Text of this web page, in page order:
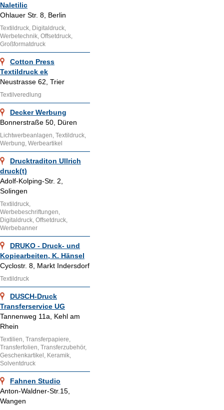
Naletilic
Ohlauer Str. 8, Berlin
Textildruck, Digitaldruck,
Werbetechnik, Offsetdruck,
Großformatdruck
Cotton Press
Textildruck ek
Neustrasse 62, Trier
Textilveredlung
Decker Werbung
Bonnerstraße 50, Düren
Lichtwerbeanlagen, Textildruck,
Werbung, Werbeartikel
Drucktraditon Ullrich
druck(t)
Adolf-Kolping-Str. 2,
Solingen
Textildruck,
Werbebeschriftungen,
Digitaldruck, Offsetdruck,
Werbebanner
DRUKO - Druck- und
Kopiearbeiten, K. Hänsel
Cyclostr. 8, Markt Indersdorf
Textildruck
DUSCH-Druck
Transferservice UG
Tannenweg 11a, Kehl am
Rhein
Textilien, Transferpapiere,
Transferfolien, Transferzubehör,
Geschenkartikel, Keramik,
Solventdruck
Fahnen Studio
Anton-Waldner-Str.15,
Wangen